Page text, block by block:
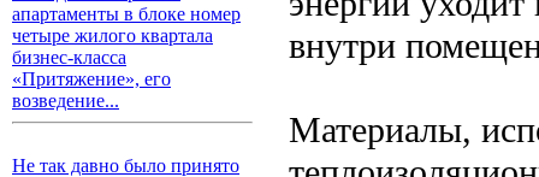
апартаменты в блоке номер
четыре жилого квартала
бизнес-класса
«Притяжение», его
возведение...
Не так давно было принято
внутри
Материалы,